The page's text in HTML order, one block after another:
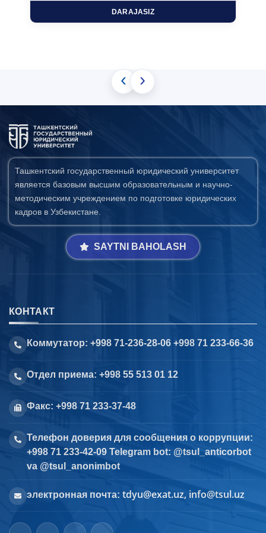
DARAJASIZ
‹ ›
Ташкентский государственный юридический университет
является базовым высшим образовательным и научно-
методическим учреждением по подготовке юридических
кадров в Узбекистане.
SAYTNI BAHOLASH
КОНТАКТ
Коммутатор: +998 71-236-28-06 +998 71 233-66-36
Отдел приема: +998 55 513 01 12
Факс: +998 71 233-37-48
Телефон доверия для сообщения о коррупции:
+998 71 233-42-09 Telegram bot: @tsul_anticorbot
va @tsul_anonimbot
электронная почта: tdyu@exat.uz, info@tsul.uz